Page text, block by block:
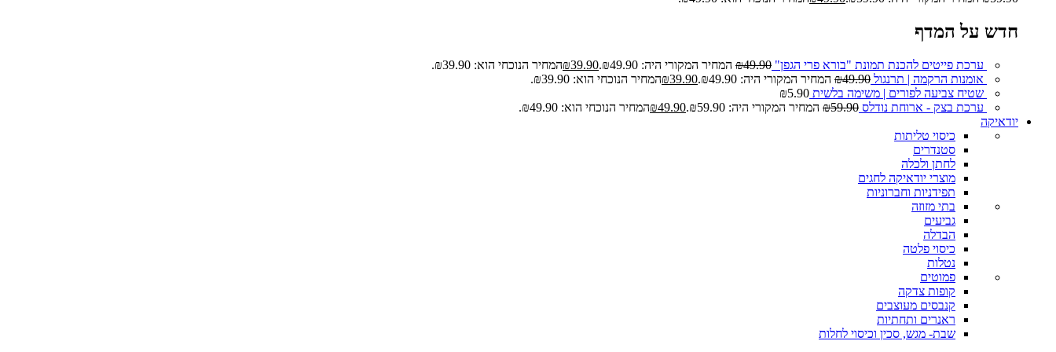
חדש על המדף
ערכת פייטים להכנת תמונת "בורא פרי הגפן" ₪49.90 המחיר המקורי היה: ₪49.90. ₪39.90
המחיר הנוכחי הוא: ₪39.90.
אומנות הרקמה | תרנגול
₪49.90 המחיר המקורי היה: ₪49.90. ₪39.90
המחיר הנוכחי הוא: ₪39.90.
שטיח צביעה לפורים | משימה בלשית
₪5.90
ערכת בצק - ארוחת נודלס
₪59.90 המחיר המקורי היה: ₪59.90. ₪49.90
המחיר הנוכחי הוא: ₪49.90.
יודאיקה
כיסוי טליתות
סטנדרים
לחתן ולכלה
מוצרי יודאיקה לחגים
תפידניות וחברוניות
בתי מזוזה
גביעים
הבדלה
כיסוי פלטה
נטלות
פמוטים
קופות צדקה
קנבסים מעוצבים
ראנרים ותחתיות
שבת- מגש, סכין וכיסוי לחלות